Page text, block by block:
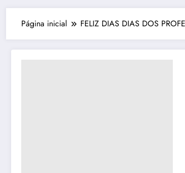
Página inicial FELIZ DIAS DIAS DOS